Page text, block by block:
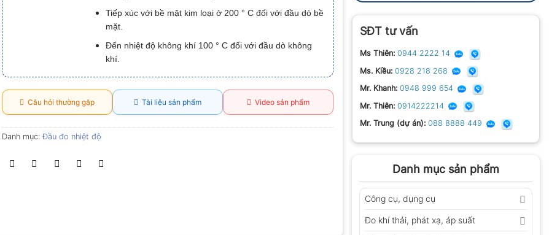
SĐT tư vấn
Ms Thiên: 0944 2222 14
Ms. Kiều: 0928 218 268
Mr. Khanh: 0948 999 654
Mr. Thiên: 0914222214
Mr. Trung (dự án): 088 8888 449
Danh mục sản phẩm
Công cụ, dụng cụ
Đo khí thải, phát xạ, áp suất
Tiếp xúc với bề mặt kim loại ở 200 ° C đối với đầu dò bề
mặt.
Đến nhiệt độ không khí 100 ° C đối với đầu dò không
khí.
Câu hỏi thường gặp Tài liệu sản phẩm Video sản phẩm
Danh mục:Đầu đo nhiệt độ